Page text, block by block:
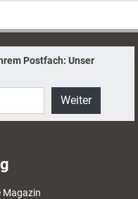
Postfach: Unser
Weiter
Magazin